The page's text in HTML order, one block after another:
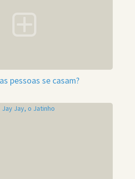
pessoas se casam?